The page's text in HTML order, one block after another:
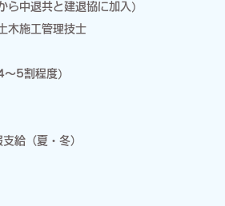
ら中退共と建退協に加入)
木施工管理技士
～5割程度)
給（夏・冬）